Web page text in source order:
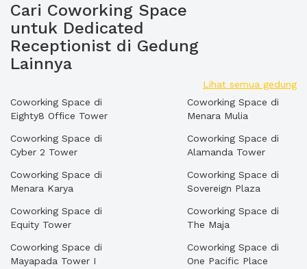
Cari Coworking Space
untuk Dedicated
Receptionist di Gedung
Lainnya
Lihat semua gedung
Coworking Space di
Eighty8 Office Tower
Coworking Space di
Cyber 2 Tower
Coworking Space di
Menara Karya
Coworking Space di
Equity Tower
Coworking Space di
Mayapada Tower I
Coworking Space di
Menara Mulia
Coworking Space di
Alamanda Tower
Coworking Space di
Sovereign Plaza
Coworking Space di
The Maja
Coworking Space di
One Pacific Place